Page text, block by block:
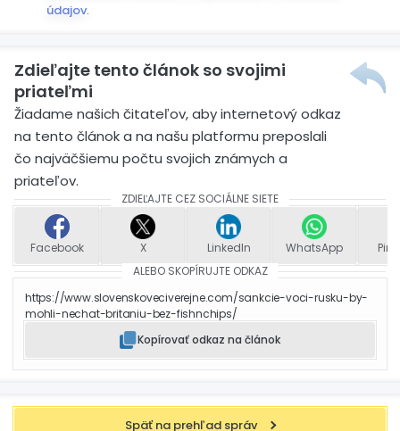
údajov.
Zdieľajte tento článok so svojimi
priateľmi
Žiadame našich čitateľov, aby internetový odkaz
na tento článok a na našu platformu preposlali
čo najväčšiemu počtu svojich známych a
priateľov.
ZDIEĽAJTE CEZ SOCIÁLNE SIETE
Facebook X LinkedIn WhatsApp
ALEBO SKOPÍRUJTE ODKAZ
https://www.slovenskoveciverejne.com/sankcie-voci-rusku-by-
mohli-nechat-britaniu-bez-fishnchips/
Kopírovať odkaz na článok
Späť na prehľad správ